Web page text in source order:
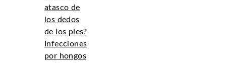
atasco de
los dedos
de los pies?
Infecciones
por hongos